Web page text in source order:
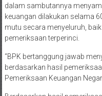
dalam sambutannya
keuangan dilakukan selama
mutu secara menyeluruh,
pemeriksaan terperinci.
“BPK bertanggung jawab
berdasarkan hasil
Pemeriksaan Keuangan